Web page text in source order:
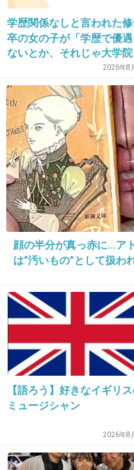
でもわりと当たっ
そこの地域の感覚
だろうし。（所得
30. 匿名 2017/01/30(月) 22:28:37
田園都市線住む気
三茶や三宿をオシ
身の若者が住んで
31. 匿名2017/01/30(月) 22:28:45
>「東京圏の鉄道混
度）」では、東京
仲町」と、JR東日
の199％がトワース
ず、千葉県民をす
民は文句ひとつ言
学歴関係なしと言われた
卒の女の子が「学歴で優
ないとか、それじゃ大学院
で学費払って自分の価値
げた人が馬鹿じゃないです
か」と捨て台詞を残し会
辞めてった
2026年8
顔の半分が真っ赤に…ア
は“汚いもの”として扱わ
【語ろう】好きなイギリ
ミュージシャン
2026年8